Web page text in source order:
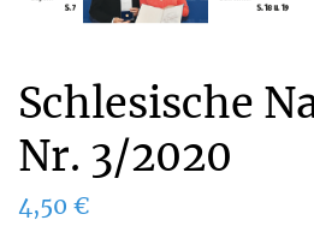
Schlesische
Nr. 3/2020
4,50 €